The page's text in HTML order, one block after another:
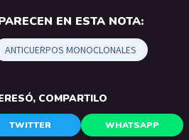
EN ESTA NOTA:
ANTICUERPOS MONOCLONALES
COMPARTILO
TWITTER WHATSAPP